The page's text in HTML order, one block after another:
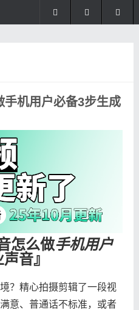
机用户必备3步生成
怎么做手机用户
音』
？精心拍摄剪辑了一段视
意、普通话不标准，或者